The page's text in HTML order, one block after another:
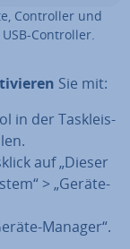
Con­trol­ler und
Con­trol­ler.
Sie mit:
in der Task­leis­
auf „Dieser
> „Geräte-
Manager“.